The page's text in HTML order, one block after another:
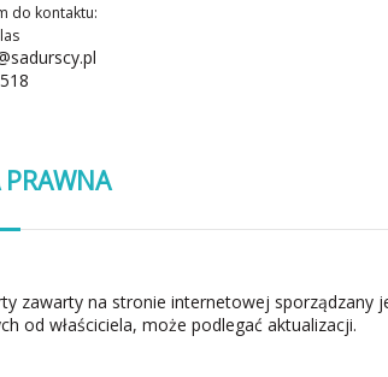
do kontaktu:
zawarty na stronie internetowej sporządzany
od właściciela, może podlegać aktualizacji.